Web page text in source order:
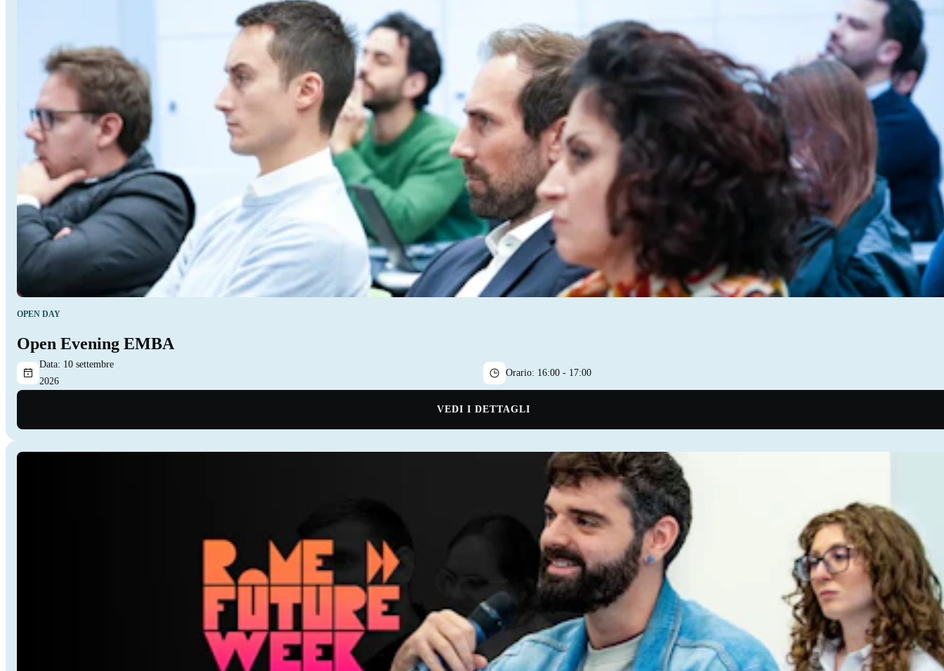
OPEN DAY
Open Evening EMBA
Data: 10 settembre
2026
Orario: 16:00 - 17:00
VEDI I DETTAGLI